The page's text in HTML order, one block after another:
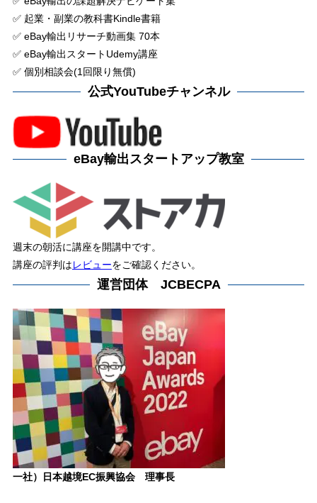
✅ 起業・副業の教科書Kindle書籍
✅ eBay輸出リサーチ動画集 70本
✅ eBay輸出スタートUdemy講座
✅ 個別相談会(1回限り無償)
公式YouTubeチャンネル
eBay輸出スタートアップ教室
週末の朝活に講座を開講中です。
講座の評判はレビューをご確認ください。
運営団体 JCBECPA
一社）日本越境EC振興協会 理事長